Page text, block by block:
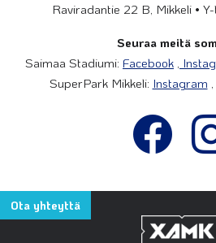
Raviradantie 22 B, Mikkeli •
Seuraa meitä
Saimaa Stadiumi: Facebook ,
SuperPark Mikkeli: Instagram ,
Ota yhteyttä